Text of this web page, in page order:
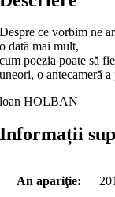
Despre ce vorbim ne
o dată mai mult,
cum poezia poate să
uneori, o antecameră a
loan HOLBAN
Informații
An apariţie: